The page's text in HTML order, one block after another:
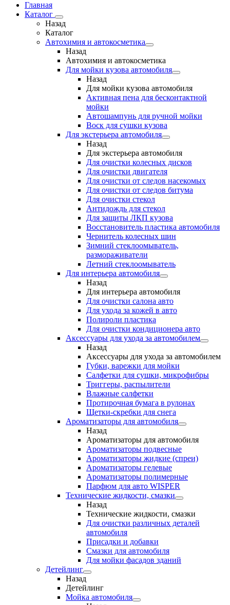
Главная
Каталог
Назад
Каталог
Автохимия и автокосметика
Назад
Автохимия и автокосметика
Для мойки кузова автомобиля
Назад
Для мойки кузова автомобиля
Активная пена для бесконтактной
мойки
Автошампунь для ручной мойки
Воск для сушки кузова
Для экстерьера автомобиля
Назад
Для экстерьера автомобиля
Для очистки колесных дисков
Для очистки двигателя
Для очистки от следов насекомых
Для очистки от следов битума
Для очистки стекол
Антидождь для стекол
Для защиты ЛКП кузова
Восстановитель пластика автомобиля
Чернитель колесных шин
Зимний стеклоомыватель,
размораживатели
Летний стеклоомыватель
Для интерьера автомобиля
Назад
Для интерьера автомобиля
Для очистки салона авто
Для ухода за кожей в авто
Полироли пластика
Для очистки кондиционера авто
Аксессуары для ухода за автомобилем
Назад
Аксессуары для ухода за автомобилем
Губки, варежки для мойки
Салфетки для сушки, микрофибры
Триггеры, распылители
Влажные салфетки
Протирочная бумага в рулонах
Щетки-скребки для снега
Ароматизаторы для автомобиля
Назад
Ароматизаторы для автомобиля
Ароматизаторы подвесные
Ароматизаторы жидкие (спреи)
Ароматизаторы гелевые
Ароматизаторы полимерные
Парфюм для авто WISPER
Технические жидкости, смазки
Назад
Технические жидкости, смазки
Для очистки различных деталей
автомобиля
Присадки и добавки
Смазки для автомобиля
Для мойки фасадов зданий
Детейлинг
Назад
Детейлинг
Мойка автомобиля